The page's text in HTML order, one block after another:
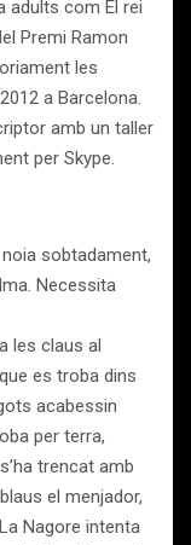
adults com El rei
Premi Ramon
les
a Barcelona.
amb un taller
per Skype.
sobtadament,
Necessita
les claus al
es troba dins
acabessin
per terra,
trencat amb
el menjador,
Nagore intenta